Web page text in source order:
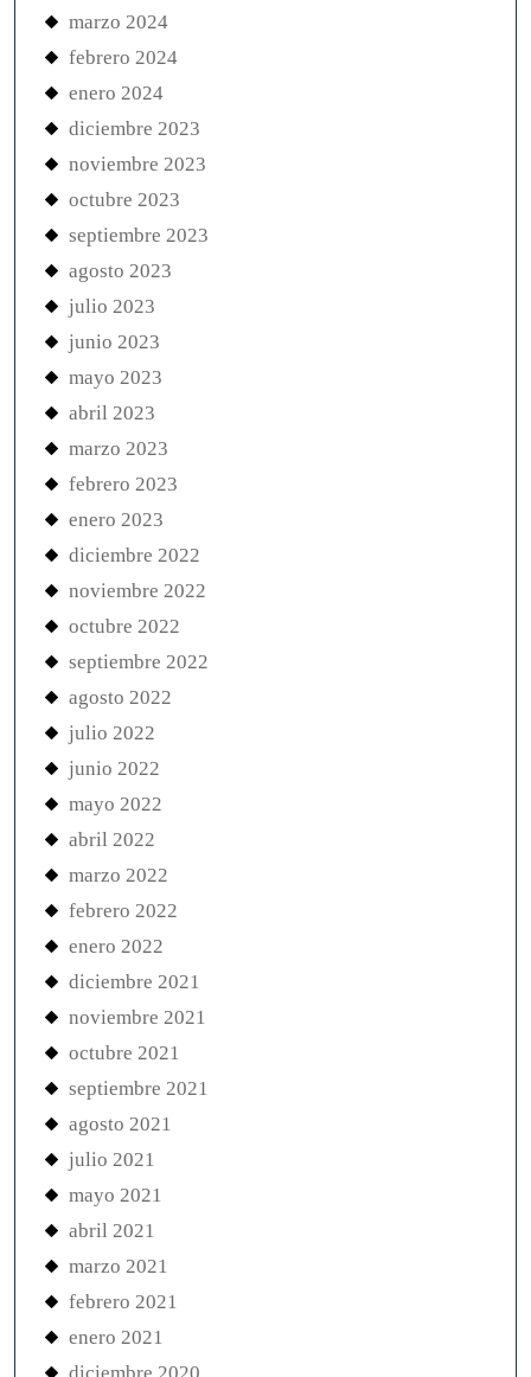
marzo 2024
febrero 2024
enero 2024
diciembre 2023
noviembre 2023
octubre 2023
septiembre 2023
agosto 2023
julio 2023
junio 2023
mayo 2023
abril 2023
marzo 2023
febrero 2023
enero 2023
diciembre 2022
noviembre 2022
octubre 2022
septiembre 2022
agosto 2022
julio 2022
junio 2022
mayo 2022
abril 2022
marzo 2022
febrero 2022
enero 2022
diciembre 2021
noviembre 2021
octubre 2021
septiembre 2021
agosto 2021
julio 2021
mayo 2021
abril 2021
marzo 2021
febrero 2021
enero 2021